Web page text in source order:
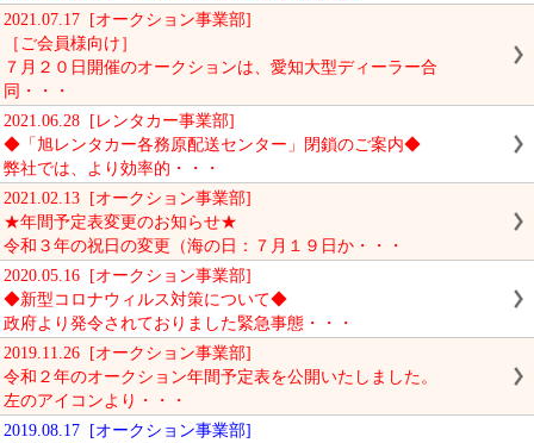
2021.07.17 [オークション事業部]
［ご会員様向け］
７月２０日開催のオークションは、愛知大型ディーラー合
同・・・
2021.06.28 [レンタカー事業部]
◆「旭レンタカー各務原配送センター」閉鎖のご案内◆
弊社では、より効率的・・・
2021.02.13 [オークション事業部]
★年間予定表変更のお知らせ★
令和３年の祝日の変更（海の日：７月１９日か・・・
2020.05.16 [オークション事業部]
◆新型コロナウィルス対策について◆
政府より発令されておりました緊急事態・・・
2019.11.26 [オークション事業部]
令和２年のオークション年間予定表を公開いたしました。
左のアイコンより・・・
2019.08.17 [オークション事業部]